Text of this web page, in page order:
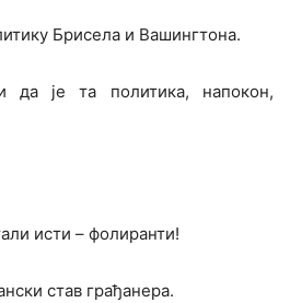
Брисела и Вашингтона.
да је та политика, напокон,
исти – фолиранти!
став грађанера.